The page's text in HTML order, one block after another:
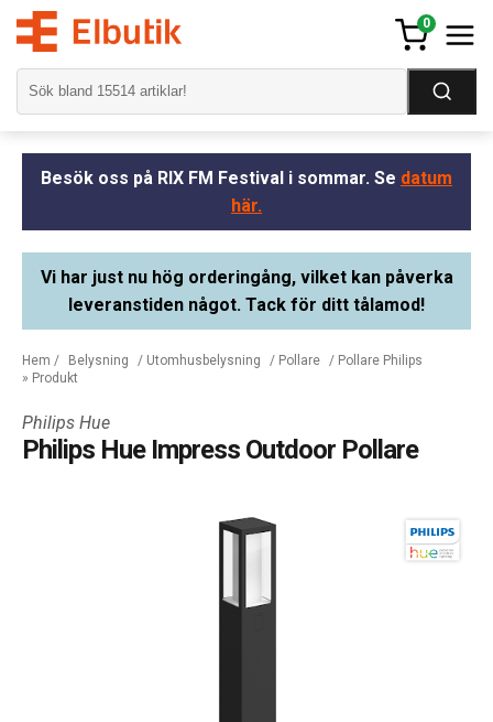
0
Besök oss på RIX FM Festival i sommar. Se datum
här.
Vi har just nu hög orderingång, vilket kan påverka
leveranstiden något. Tack för ditt tålamod!
Hem / Belysning / Utomhusbelysning / Pollare / Pollare Philips
» Produkt
Philips Hue
Philips Hue Impress Outdoor Pollare